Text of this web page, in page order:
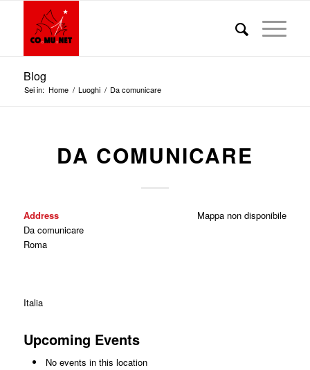
Blog
Sei in: Home / Luoghi / Da comunicare
DA COMUNICARE
Mappa non disponibile
Address
Da comunicare
Roma
Italia
Upcoming Events
No events in this location